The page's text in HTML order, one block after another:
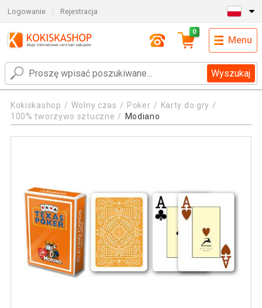
Logowanie Rejestracja
Wyszukaj
0
Menu
Kokiskashop Wolny czas Poker
Karty do gry
100% tworzywo sztuczne
Modiano